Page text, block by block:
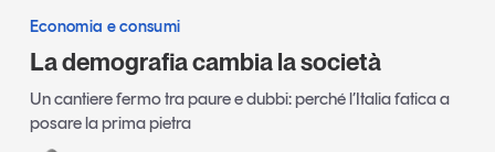
Economia e consumi
La demografia cambia la società
Un cantiere fermo tra paure e dubbi: perché l’Italia fatica a
posare la prima pietra